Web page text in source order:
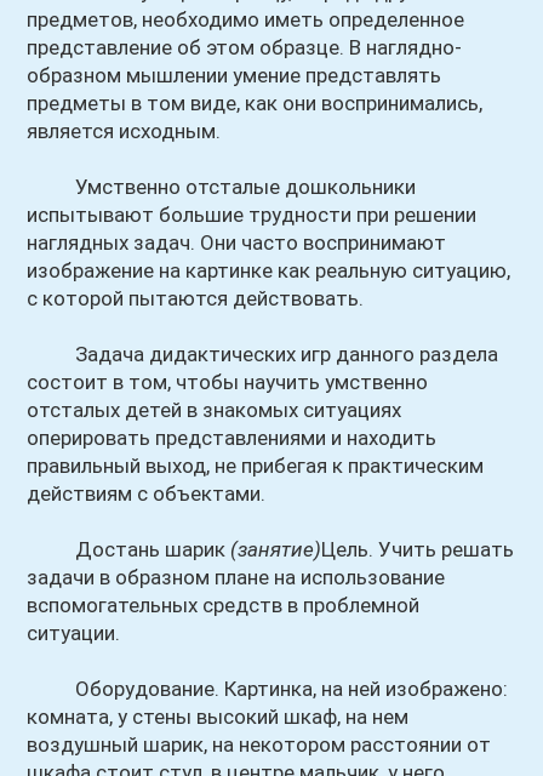
предметов, необходимо иметь определенное
представление об этом образце. В наглядно-
образном мышлении умение представлять
предметы в том виде, как они воспринимались,
является исходным.
Умственно отсталые дошкольники
испытывают большие трудности при решении
наглядных задач. Они часто воспринимают
изображение на картинке как реальную ситуацию,
с которой пытаются действовать.
Задача дидактических игр данного раздела
состоит в том, чтобы научить умственно
отсталых детей в знакомых ситуациях
оперировать представлениями и находить
правильный выход, не прибегая к практическим
действиям с объектами.
Достань шарик (занятие)Цель. Учить решать
задачи в образном плане на использование
вспомогательных средств в проблемной
ситуации.
Оборудование. Картинка, на ней изображено:
комната, у стены высокий шкаф, на нем
воздушный шарик, на некотором расстоянии от